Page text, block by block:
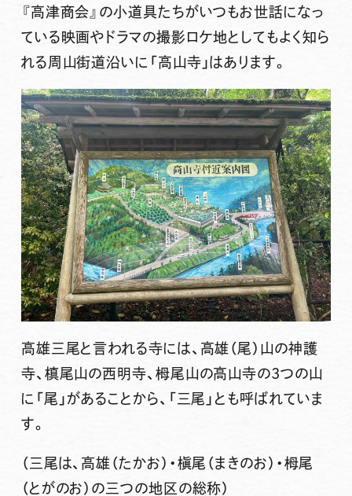
『高津商会』の小道具たちがいつもお世話になっ
ている映画やドラマの撮影ロケ地としてもよく知ら
れる 周山街道沿いに「 高山寺 」はあります。
高雄三尾と言われる寺には、高雄（尾）山の神護
寺、槙尾山の西明寺、栂尾山の高山寺の3つの山
に「尾」があることから、 「三尾」 とも呼ばれていま
す。
（三尾は、高雄（たかお）・槇尾（まきのお）・栂尾
（とがのお）の三つの地区の総称）